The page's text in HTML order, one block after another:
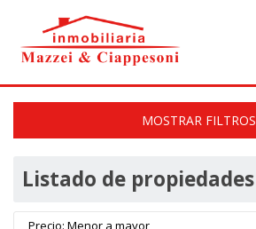
MOSTRAR FILTROS
Listado de propiedades